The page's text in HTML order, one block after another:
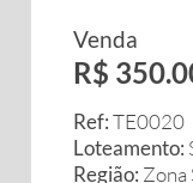
Venda
R$
Ref:TE0020
Loteamento:
Região: Zona